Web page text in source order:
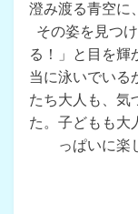
澄み渡る青空に
その姿を見つ
る！」と目を輝
当に泳いでいる
たち大人も、気
た。子どもも大
っぱいに楽